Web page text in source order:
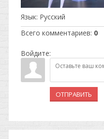
Язык: Русский
Всего комментариев: 0
Войдите:
ОТПРАВИТЬ